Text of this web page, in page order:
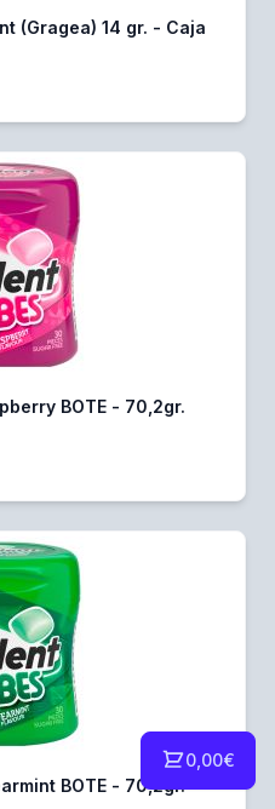
0,00€
(Gragea) 14 gr. - Caja
BOTE - 70,2gr.
BOTE - 70,2gr.